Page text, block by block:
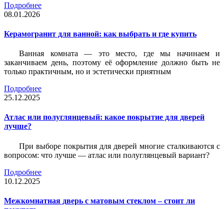
Подробнее
08.01.2026
Керамогранит для ванной: как выбрать и где купить
Ванная комната — это место, где мы начинаем и
заканчиваем день, поэтому её оформление должно быть не
только практичным, но и эстетически приятным
Подробнее
25.12.2025
Атлас или полуглянцевый: какое покрытие для дверей
лучше?
При выборе покрытия для дверей многие сталкиваются с
вопросом: что лучше — атлас или полуглянцевый вариант?
Подробнее
10.12.2025
Межкомнатная дверь с матовым стеклом – стоит ли